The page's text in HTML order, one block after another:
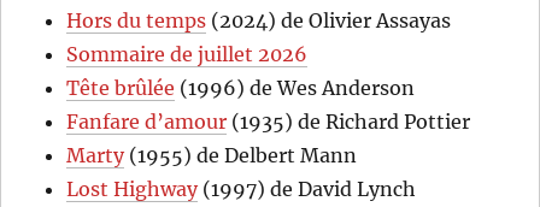
Hors du temps (2024) de Olivier Assayas
Sommaire de juillet 2026
Tête brûlée (1996) de Wes Anderson
Fanfare d’amour (1935) de Richard Pottier
Marty(1955) de Delbert Mann
Lost Highway(1997) de David Lynch